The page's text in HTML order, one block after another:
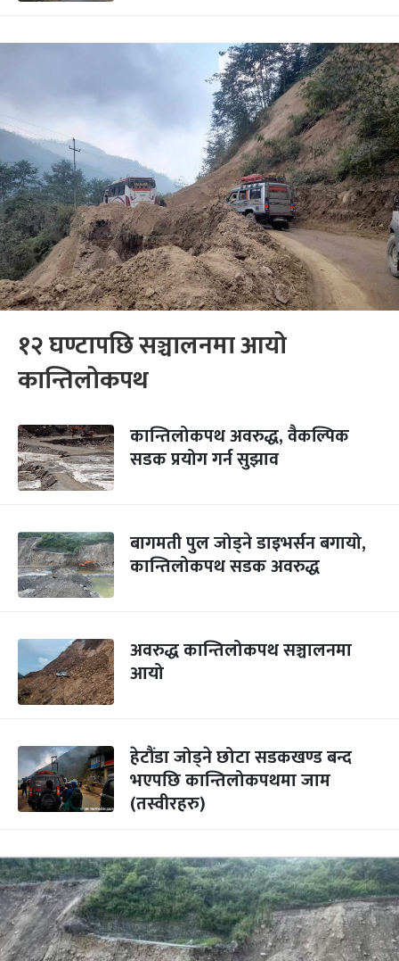
१२ घण्टापछि सञ्चालनमा आयो
कान्तिलोकपथ
कान्तिलोकपथ अवरुद्ध, वैकल्पिक
सडक प्रयोग गर्न सुझाव
बागमती पुल जोड्ने डाइभर्सन बगायो,
कान्तिलोकपथ सडक अवरुद्ध
अवरुद्ध कान्तिलोकपथ सञ्चालनमा
आयो
हेटौंडा जोड्ने छोटा सडकखण्ड बन्द
भएपछि कान्तिलोकपथमा जाम
(तस्वीरहरु)